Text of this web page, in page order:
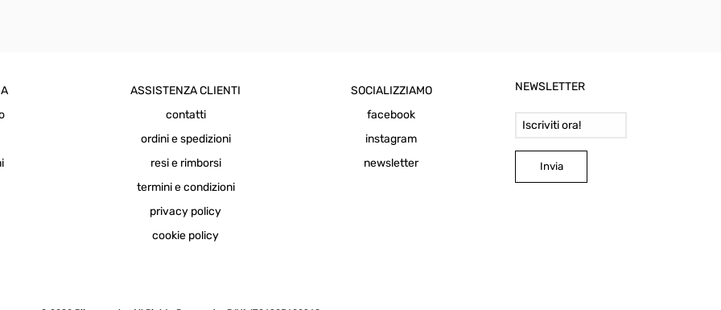
ASSISTENZA CLIENTI
contatti
ordini e spedizioni
resi e rimborsi
termini e condizioni
privacy policy
cookie policy
SOCIALIZZIAMO
facebook
instagram
newsletter
NEWSLETTER
Invia